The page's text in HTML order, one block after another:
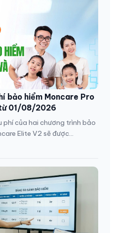
bảo hiểm Moncare Pro
01/08/2026
của hai chương trình bảo
Elite V2 sẽ được...